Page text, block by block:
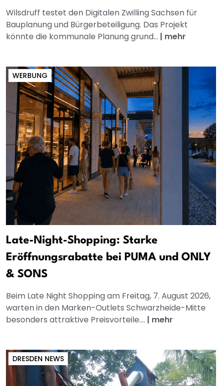
Wilsdruff testet den Digitalen Zwilling Sachsen für
Bauplanung und Bürgerbeteiligung. Das Projekt
könnte die kommunale Planung grund... | mehr
WERBUNG
Late-Night-Shopping: Starke
Eröffnungsrabatte bei PUMA und ONLY
& SONS
Beim Late Night Shopping am Freitag, 7. August 2026,
warten in den Marken-Outlets Schwarzheide-Mitte
besonders attraktive Preisvorteile.... | mehr
DRESDEN NEWS